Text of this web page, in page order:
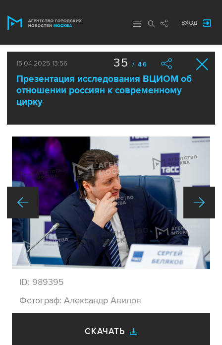
ВХОД
15.04.2025 13:56
Презентация исследования ВЦИОМ об
отношении россиян к современному
цирку
35 / 46
ID: 989395
Фотограф: Александр Авилов
СКАЧАТЬ